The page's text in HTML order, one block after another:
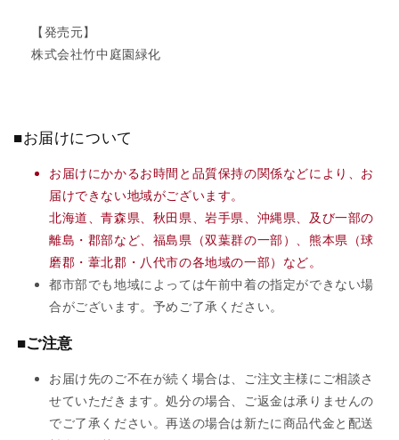
【発売元】
株式会社竹中庭園緑化
■お届けについて
お届けにかかるお時間と品質保持の関係などにより、お
届けできない地域がございます。
北海道、青森県、秋田県、岩手県、沖縄県、及び一部の
離島・郡部など、福島県（双葉群の一部）、熊本県（球
磨郡・葦北郡・八代市の各地域の一部）など。
都市部でも地域によっては午前中着の指定ができない場
合がございます。予めご了承ください。
■ご注意
お届け先のご不在が続く場合は、ご注文主様にご相談さ
せていただきます。処分の場合、ご返金は承りませんの
でご了承ください。再送の場合は新たに商品代金と配送